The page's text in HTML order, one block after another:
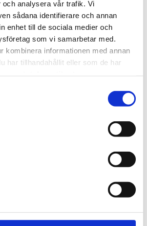
och analysera vår trafik. Vi
sådana identifierare och annan
enhet till de sociala medier och
som vi samarbetar med.
kombinera informationen med annan
har tillhandahållit eller som de har
lämna ett omdöme.